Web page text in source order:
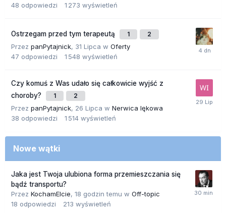
48 odpowiedzi 1 273 wyświetleń
Ostrzegam przed tym terapeutą 1 2
Przez panPytajnick, 31 Lipca w Oferty
47 odpowiedzi 1 548 wyświetleń
Czy komuś z Was udało się całkowicie wyjść z
choroby?
1 2
Przez panPytajnick, 26 Lipca w Nerwica lękowa
38 odpowiedzi 1 514 wyświetleń
Nowe wątki
Jaka jest Twoja ulubiona forma przemieszczania się
bądź transportu?
Przez KochamElcie, 18 godzin temu w Off-topic
18 odpowiedzi 213 wyświetleń